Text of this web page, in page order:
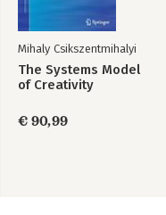
Mihaly Csikszentmihalyi
The Systems Model
of Creativity
€ 90,99